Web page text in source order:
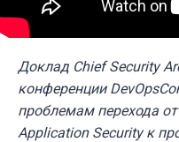
Доклад Chief Security
конференции
проблемам перехода
Application Security к